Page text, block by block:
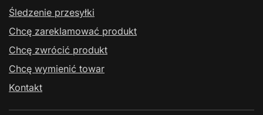
Śledzenie przesyłki
Chcę zareklamować produkt
Chcę zwrócić produkt
Chcę wymienić towar
Kontakt